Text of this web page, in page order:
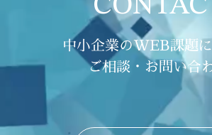
中小企業のWEB課題
ご相談・お問い合